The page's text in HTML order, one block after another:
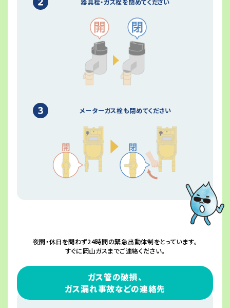
器具栓・ガス栓を閉めてください
メーターガス栓も閉めてください
夜間・休日を問わず24時間の緊急出動体制をとっています。
すぐに岡山ガスまでご連絡ください。
ガス管の破損、
ガス漏れ事故などの連絡先